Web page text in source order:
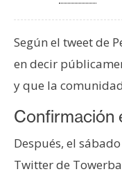
Según el tweet de
en decir
y que la
Confirmación
Después, el
Twitter de